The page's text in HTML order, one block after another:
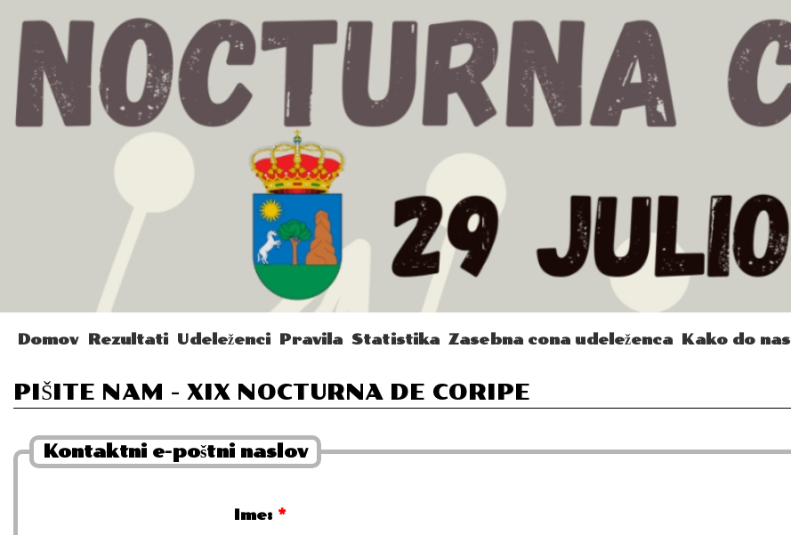
Domov Rezultati Udeleženci Pravila Statistika Zasebna cona udeleženca Kako do nas
PIŠITE NAM - XIX NOCTURNA DE CORIPE
Kontaktni e-poštni naslov
Ime: *